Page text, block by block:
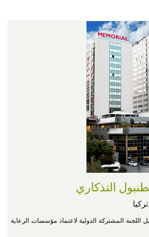
التذكاري
تركيا
اللجنة المشتركة الدولية لاعتماد مؤسسات الرعاية